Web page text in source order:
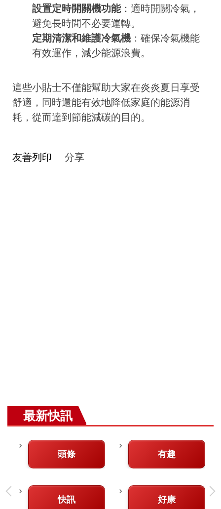
設置定時開關機功能：適時開關冷氣，
避免長時間不必要運轉。
定期清潔和維護冷氣機 ：確保冷氣機能
有效運作，減少能源浪費。
這些小貼士不僅能幫助大家在炎炎夏日享受
舒適，同時還能有效地降低家庭的能源消
耗，從而達到節能減碳的目的。
友善列印 分享
最新快訊
頭條 有趣
快訊 好康